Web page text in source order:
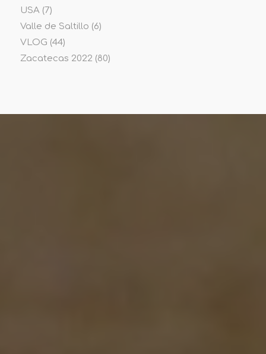
USA(7)
Valle de Saltillo (6)
VLOG (44)
Zacatecas 2022 (80)